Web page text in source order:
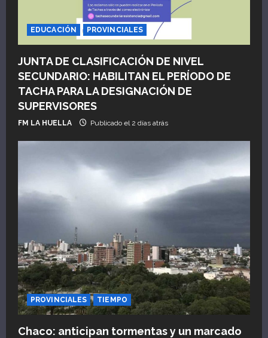
n
t
r
a
d
s
EDUCACIÓN PROVINCIALES
JUNTA DE CLASIFICACIÓN DE NIVEL
SECUNDARIO: HABILITAN EL PERÍODO DE
TACHA PARA LA DESIGNACIÓN DE
SUPERVISORES
FM LA HUELLA Publicado el 2 días atrás
PROVINCIALES TIEMPO
Chaco: anticipan tormentas y un marcado